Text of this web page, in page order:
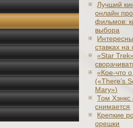
Лучший
онлайн
фильмов:
выбора
ставках на
«Star
«Кое-что
(«There’s
Mary»)
Том Хэнкс
снимается
Крепкие
орешки